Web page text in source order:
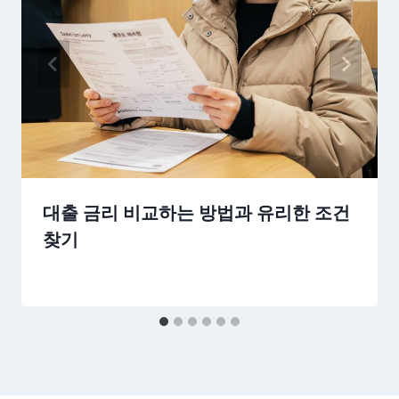
대출 금리 비교하는 방법과 유리한 조건
찾기